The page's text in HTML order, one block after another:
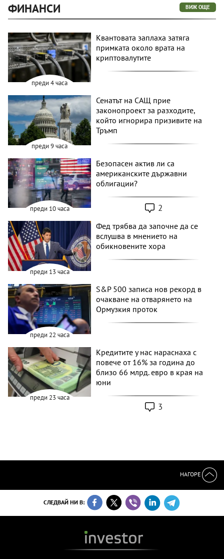
ФИНАНСИ ВИЖ ОЩЕ
преди 4 часа
Квантовата заплаха затяга
примката около врата на
криптовалутите
преди 9 часа
Сенатът на САЩ прие
законопроект за разходите,
който игнорира призивите на
Тръмп
преди 10 часа
Безопасен актив ли са
американските държавни
облигации?
2
преди 13 часа
Фед трябва да започне да се
вслушва в мнението на
обикновените хора
преди 22 часа
S&P 500 записа нов рекорд в
очакване на отварянето на
Ормузкия проток
преди 23 часа
Кредитите у нас нараснаха с
повече от 16% за година до
близо 66 млрд. евро в края на
юни
3
НАГОРЕ
СЛЕДВАЙ НИ В: